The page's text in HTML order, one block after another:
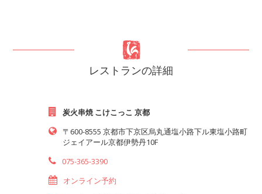
レストランの詳細
炭火串焼 こけこっこ 京都
〒600-8555 京都市下京区烏丸通塩小路下ル東塩小路町
ジェイアール京都伊勢丹10F
075-365-3390
オンライン予約